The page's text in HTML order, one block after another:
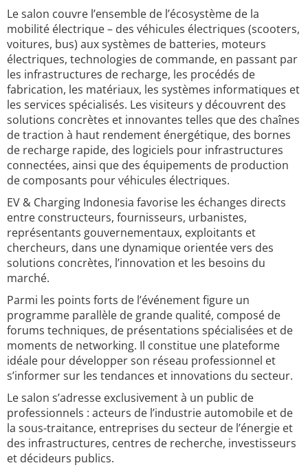
Le salon couvre l’ensemble de l’écosystème de la
mobilité électrique – des véhicules électriques (scooters,
voitures, bus) aux systèmes de batteries, moteurs
électriques, technologies de commande, en passant par
les infrastructures de recharge, les procédés de
fabrication, les matériaux, les systèmes informatiques et
les services spécialisés. Les visiteurs y découvrent des
solutions concrètes et innovantes telles que des chaînes
de traction à haut rendement énergétique, des bornes
de recharge rapide, des logiciels pour infrastructures
connectées, ainsi que des équipements de production
de composants pour véhicules électriques.
EV & Charging Indonesia favorise les échanges directs
entre constructeurs, fournisseurs, urbanistes,
représentants gouvernementaux, exploitants et
chercheurs, dans une dynamique orientée vers des
solutions concrètes, l’innovation et les besoins du
marché.
Parmi les points forts de l’événement figure un
programme parallèle de grande qualité, composé de
forums techniques, de présentations spécialisées et de
moments de networking. Il constitue une plateforme
idéale pour développer son réseau professionnel et
s’informer sur les tendances et innovations du secteur.
Le salon s’adresse exclusivement à un public de
professionnels : acteurs de l’industrie automobile et de
la sous-traitance, entreprises du secteur de l’énergie et
des infrastructures, centres de recherche, investisseurs
et décideurs publics.